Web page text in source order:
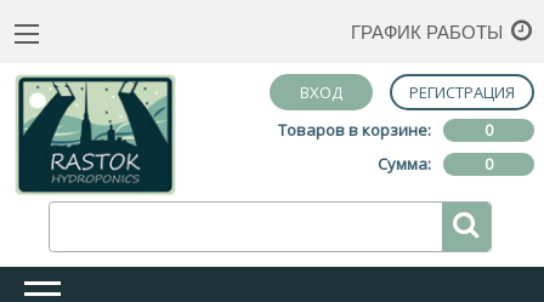
ГРАФИК РАБОТЫ
ВХОД
РЕГИСТРАЦИЯ
Товаров в корзине:
0
Сумма:
0